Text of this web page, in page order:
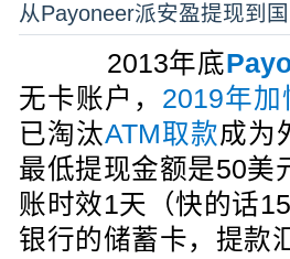
从Payoneer派安盈提现到
2013年底
无卡账户， 2019年
已淘汰ATM取款成为
最低提现金额是50美
账时效1天（快的话
银行的储蓄卡，提款